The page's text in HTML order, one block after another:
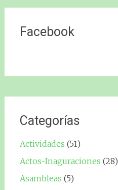
Facebook
Categorías
Actividades (51)
Actos-Inaguraciones (28)
Asambleas (5)